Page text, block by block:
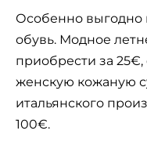
Особенно выгодно
обувь. Модное
приобрести за
женскую кожаную
итальянского
100€.